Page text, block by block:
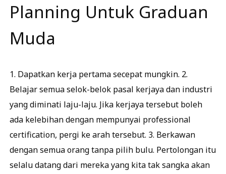
Planning Untuk Graduan
Muda
1. Dapatkan kerja pertama secepat mungkin. 2.
Belajar semua selok-belok pasal kerjaya dan industri
yang diminati laju-laju. Jika kerjaya tersebut boleh
ada kelebihan dengan mempunyai professional
certification, pergi ke arah tersebut. 3. Berkawan
dengan semua orang tanpa pilih bulu. Pertolongan itu
selalu datang dari mereka yang kita tak sangka akan